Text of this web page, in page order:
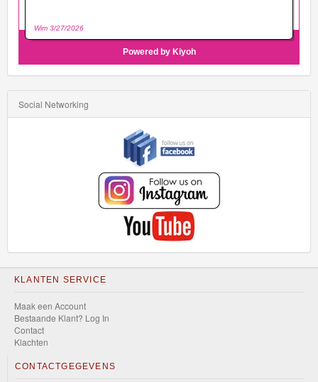
Social Networking
KLANTEN SERVICE
Maak een Account
Bestaande Klant? Log In
Contact
Klachten
CONTACTGEGEVENS